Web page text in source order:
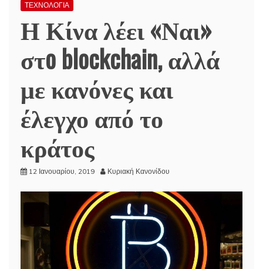
ΤΕΧΝΟΛΟΓΙΑ
Η Κίνα λέει «Ναι»
στo blockchain, αλλά
με κανόνες και
έλεγχο από το
κράτος
12 Ιανουαρίου, 2019 Κυριακή Κανονίδου